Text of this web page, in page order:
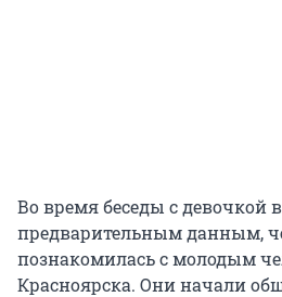
Во время беседы с девочкой
предварительным данным,
познакомилась с молодым
Красноярска. Они начали